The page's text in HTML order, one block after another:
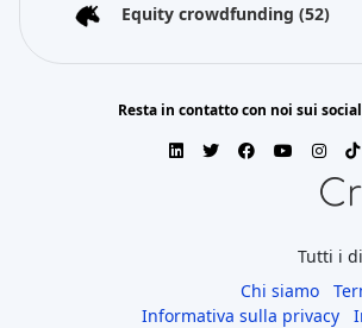
Equity crowdfunding (52)
Resta in contatto con noi sui
Tutti i
Chi siamo
Informativa sulla privacy